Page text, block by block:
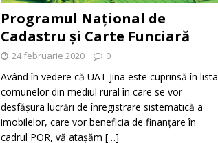
Programul Național de
Cadastru și Carte Funciară
24 februarie 2020 0
Având în vedere că UAT Jina este cuprinsă în lista
comunelor din mediul rural în care se vor
desfășura lucrări de înregistrare sistematică a
imobilelor, care vor beneficia de finanțare în
cadrul POR, vă atașăm […]